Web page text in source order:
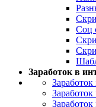
Соц
Заработок в
Заработок